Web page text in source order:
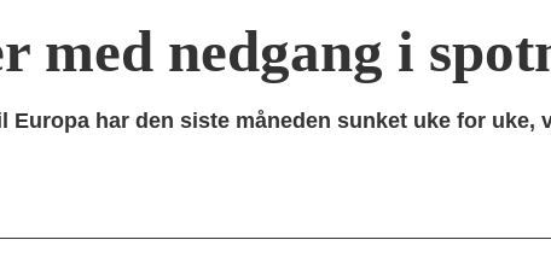
med nedgang i
har den siste måneden sunket uke for uke,